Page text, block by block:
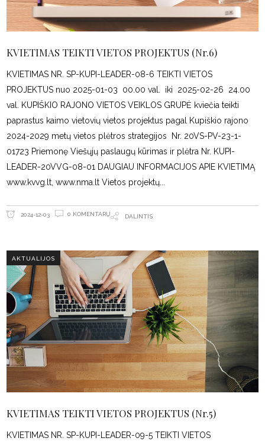
KVIETIMAS TEIKTI VIETOS PROJEKTUS (Nr.6)
KVIETIMAS NR. SP-KUPI-LEADER-08-6 TEIKTI VIETOS
PROJEKTUS nuo 2025-01-03 00.00 val. iki 2025-02-26 24.00
val. KUPIŠKIO RAJONO VIETOS VEIKLOS GRUPĖ kviečia teikti
paprastus kaimo vietovių vietos projektus pagal Kupiškio rajono
2024-2029 metų vietos plėtros strategijos Nr. 20VS-PV-23-1-
01723 Priemonę Viešųjų paslaugų kūrimas ir plėtra Nr. KUPI-
LEADER-20VVG-08-01 DAUGIAU INFORMACIJOS APIE KVIETIMĄ
www.kvvg.lt, www.nma.lt Vietos projektų
2024-12-03 0 KOMENTARŲ DALINTIS
AKTUALIJOS
KVIETIMAS TEIKTI VIETOS PROJEKTUS (Nr.5)
KVIETIMAS NR. SP-KUPI-LEADER-09-5 TEIKTI VIETOS